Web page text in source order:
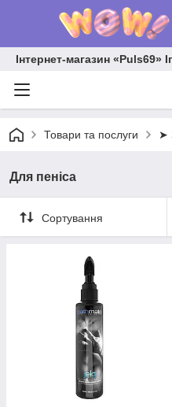
Інтернет-магазин «Puls69»
Товари та послуги ➤
Для пеніса
Сортування